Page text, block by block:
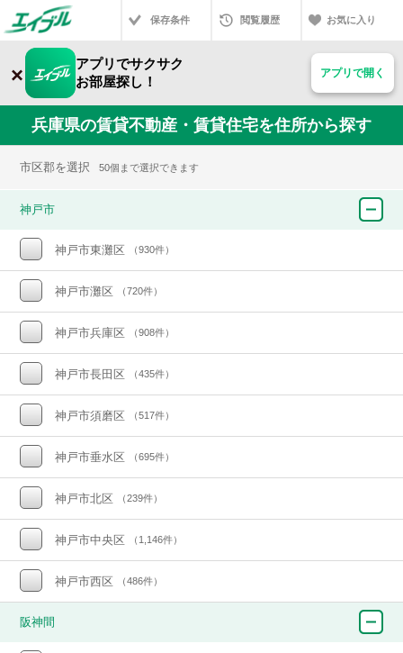
保存条件 閲覧履歴 お気に入り
×
アプリでサクサク
お部屋探し！
アプリで開く
兵庫県の賃貸不動産・賃貸住宅を住所から探す
市区郡を選択 50個まで選択できます
神戸市
神戸市東灘区 （930件）
神戸市灘区 （720件）
神戸市兵庫区 （908件）
神戸市長田区 （435件）
神戸市須磨区 （517件）
神戸市垂水区 （695件）
神戸市北区 （239件）
神戸市中央区 （1,146件）
神戸市西区 （486件）
阪神間